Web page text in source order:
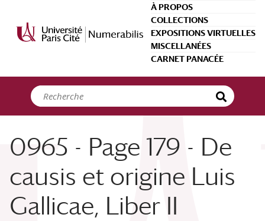
À PROPOS
COLLECTIONS
EXPOSITIONS VIRTUELLES
MISCELLANÉES
CARNET PANACÉE
0965 - Page 179 - De
causis et origine Luis
Gallicae, Liber II